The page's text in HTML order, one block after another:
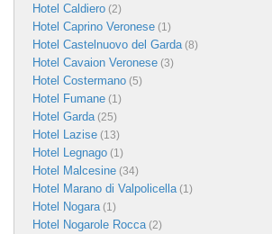
Hotel Caldiero (2)
Hotel Caprino Veronese (1)
Hotel Castelnuovo del Garda(8)
Hotel Cavaion Veronese (3)
Hotel Costermano (5)
Hotel Fumane (1)
Hotel Garda(25)
Hotel Lazise (13)
Hotel Legnago (1)
Hotel Malcesine (34)
Hotel Marano di Valpolicella(1)
Hotel Nogara(1)
Hotel Nogarole Rocca(2)